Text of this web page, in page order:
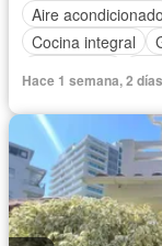
Aire acondicionado
Cocina integral
Hace 1 semana, 2